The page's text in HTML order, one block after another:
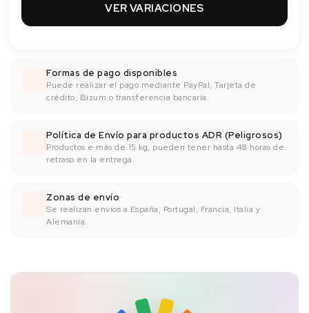
VER VARIACIONES
Formas de pago disponibles
Puede realizar el pago mediante PayPal, Tarjeta de
crédito, Bizum o transferencia bancaría.
Política de Envío para productos ADR (Peligrosos)
Productos e más de 15 kg, pueden tener hasta 48 horas de
retraso en la entrega.
Zonas de envío
Se realizan envíos a España, Portugal, Francia, Italia y
Alemania.